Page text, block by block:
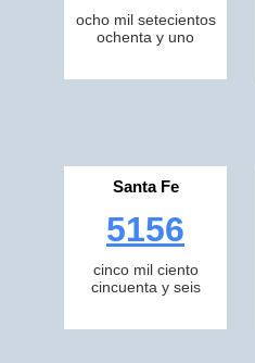
ocho mil setecientos
ochenta y uno
Santa Fe
5156
cinco mil ciento
cincuenta y seis